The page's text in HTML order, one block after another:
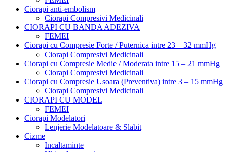
Ciorapi anti-embolism
Ciorapi Compresivi Medicinali
CIORAPI CU BANDA ADEZIVA
FEMEI
Ciorapi cu Compresie Forte / Puternica intre 23 – 32 mmHg
Ciorapi Compresivi Medicinali
Ciorapi cu Compresie Medie / Moderata intre 15 – 21 mmHg
Ciorapi Compresivi Medicinali
Ciorapi cu Compresie Usoara (Preventiva) intre 3 – 15 mmHg
Ciorapi Compresivi Medicinali
CIORAPI CU MODEL
FEMEI
Ciorapi Modelatori
Lenjerie Modelatoare & Slabit
Cizme
Incaltaminte